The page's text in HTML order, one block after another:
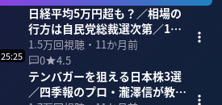
日経平均5万円超も？／相場の
行方は自民党総裁選次第／10
月の暴落に要警戒
1.5万回視聴・ 11か月前
0
4.5
25:25
テンバガーを狙える日本株3選
／四季報のプロ・瀧澤信が教え